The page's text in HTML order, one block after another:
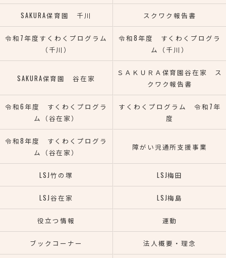
SAKURA保育園 千川 スクワク報告書
令和7年度すくわくプログラム
（千川）
令和8年度 すくわくプログラ
ム（千川）
SAKURA保育園 谷在家
ＳＡＫＵＲＡ保育園谷在家 ス
クワク報告書
令和6年度 すくわくプログラ
ム（谷在家）
すくわくプログラム 令和7年
度
令和8年度 すくわくプログラ
ム（谷在家）
障がい児通所支援事業
LSJ竹の塚 LSJ梅田
LSJ谷在家 LSJ梅島
役立つ情報 運動
ブックコーナー 法人概要・理念